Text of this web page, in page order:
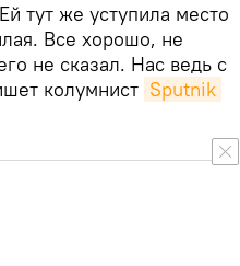
тут же уступила место
Все хорошо, не
не сказал. Нас ведь с
колумнист Sputnik